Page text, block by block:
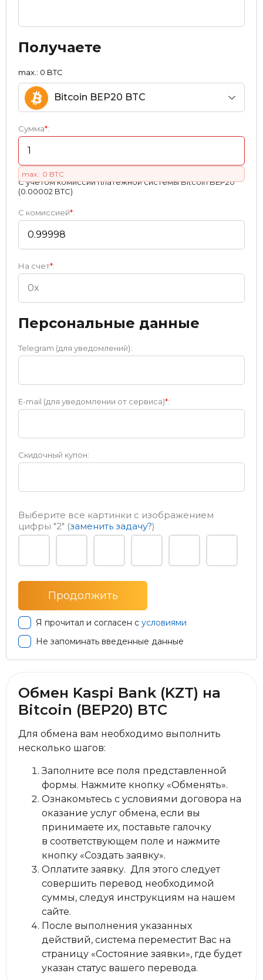
Получаете
max.: 0 BTC
Bitcoin BEP20 BTC
Сумма*:
max.: 0 BTC
С учетом комиссии платежной системы Bitcoin BEP20
(0.00002 BTC)
С комиссией*:
На счет*:
Персональные данные
Telegram (для уведомлений):
E-mail (для уведомлении от сервиса)*:
Скидочный купон:
Выберите все картинки с изображением
цифры "2" (заменить задачу?)
Я прочитал и согласен с условиями
Не запоминать введенные данные
Обмен Kaspi Bank (KZT) на
Bitcoin (BEP20) BTC
Для обмена вам необходимо выполнить
несколько шагов:
Заполните все поля представленной
формы. Нажмите кнопку «Обменять».
Ознакомьтесь с условиями договора на
оказание услуг обмена, если вы
принимаете их, поставьте галочку
в соответствующем поле и нажмите
кнопку «Создать заявку».
Оплатите заявку. Для этого следует
совершить перевод необходимой
суммы, следуя инструкциям на нашем
сайте.
После выполнения указанных
действий, система переместит Вас на
страницу «Состояние заявки», где будет
указан статус вашего перевода.